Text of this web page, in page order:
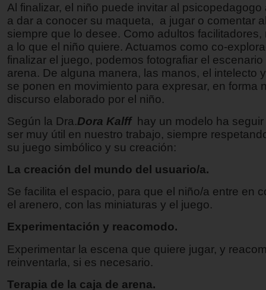
Al finalizar, el niño puede invitar al psicopedagogo
a dar a conocer su maqueta, a jugar o comentar
siempre que lo desee. Como adultos
a lo que el niño quiere. Actuamos como co-
finalizar el juego, podemos fotografiar el
arena. De alguna manera, las manos, el intelecto
se ponen en movimiento para expresar, en forma
discurso elaborado por el niño.
Según la Dra.Dora Kalffhay un modelo ha seguir
ser muy útil en nuestro trabajo, siempre
su juego simbólico y su creación:
La creación del mundo del usuario/a.
Se facilita el espacio, para que el niño/a entre en
el arenero, con las miniaturas y el juego.
Experimentación y reacomodo.
Experimentar la escena que quiere jugar, y
reinventarla, si es necesario.
Terapia de la caja de arena.